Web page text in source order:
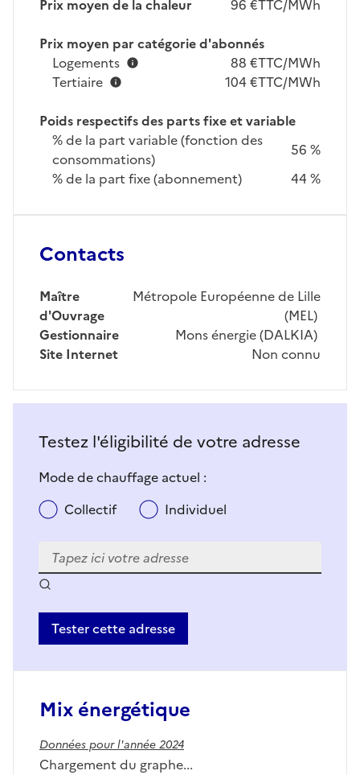
Prix moyen de la chaleur
96 €TTC/MWh
Prix moyen par catégorie d'abonnés
Logements
88 €TTC/MWh
Tertiaire
104 €TTC/MWh
Poids respectifs des parts fixe et variable
% de la part variable (fonction des
consommations)
56 %
% de la part fixe (abonnement)
44 %
Contacts
Maître
d'Ouvrage
Métropole Européenne de Lille
(MEL)
Gestionnaire
Mons énergie (DALKIA)
Site Internet
Non connu
Testez l'éligibilité de votre adresse
Mode de chauffage actuel :
Collectif
Individuel
Tester cette adresse
Mix énergétique
Données pour l'année 2024
Chargement du graphe...